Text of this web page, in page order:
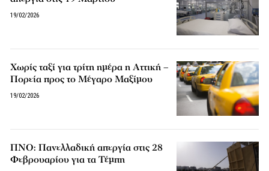
19/02/2026
Χωρίς ταξί για τρίτη ημέρα η Αττική –
Πορεία προς το Μέγαρο Μαξίμου
19/02/2026
ΠΝΟ: Πανελλαδική απεργία στις 28
Φεβρουαρίου για τα Τέμπη